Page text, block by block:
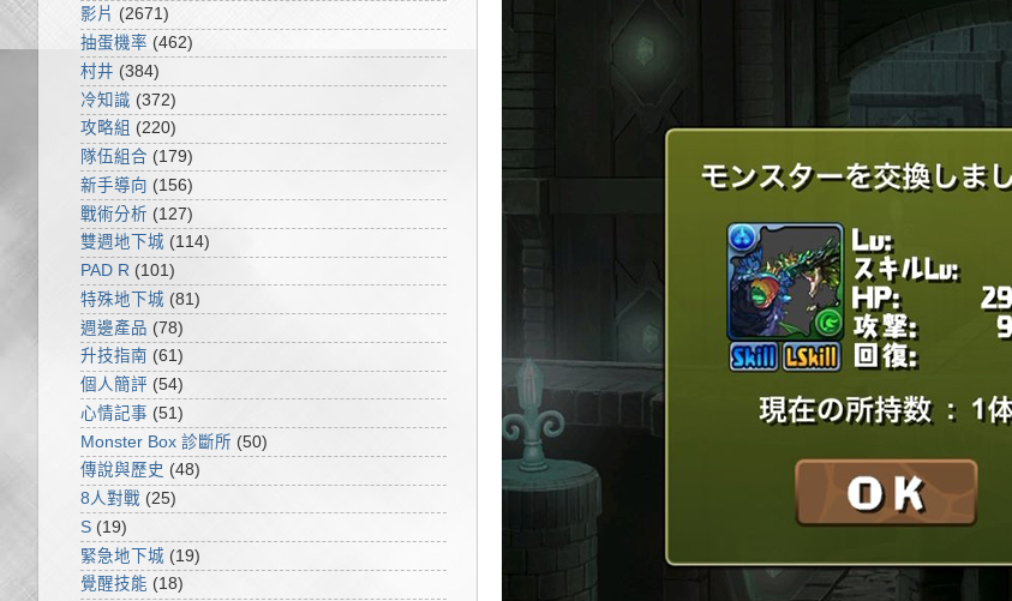
影片 (2671)
抽蛋機率 (462)
村井 (384)
冷知識 (372)
攻略組 (220)
隊伍組合 (179)
新手導向 (156)
戰術分析 (127)
雙週地下城 (114)
PAD R (101)
特殊地下城 (81)
週邊產品 (78)
升技指南 (61)
個人簡評 (54)
心情記事 (51)
Monster Box 診斷所 (50)
傳說與歷史 (48)
8人對戰 (25)
S (19)
緊急地下城 (19)
覺醒技能 (18)